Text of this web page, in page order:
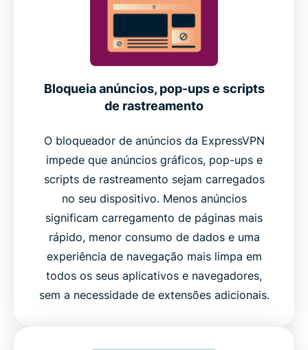
Bloqueia anúncios, pop-ups e scripts
de rastreamento
O bloqueador de anúncios da ExpressVPN
impede que anúncios gráficos, pop-ups e
scripts de rastreamento sejam carregados
no seu dispositivo. Menos anúncios
significam carregamento de páginas mais
rápido, menor consumo de dados e uma
experiência de navegação mais limpa em
todos os seus aplicativos e navegadores,
sem a necessidade de extensões adicionais.